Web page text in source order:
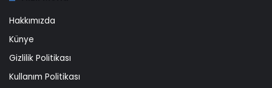
Hakkımızda
Künye
Gizlilik Politikası
Kullanım Politikası